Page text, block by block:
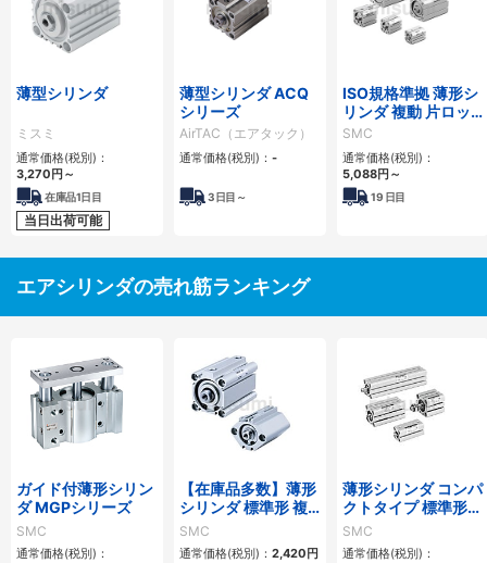
薄型シリンダ
ミスミ
通常価格(税別)：
3,270 円 ～
在庫品1日目
当日出荷可能
薄型シリンダ ACQ
シリーズ
AirTAC（エアタック）
通常価格(税別)： -
3日目～
ISO規格準拠 薄形シ
リンダ 複動 片ロッ
ド C55シリーズ
SMC
通常価格(税別)：
5,088円 ～
19 日目
エアシリンダの売れ筋ランキング
ガイド付薄形シリン
ダ MGPシリーズ
SMC
通常価格(税別)：
【在庫品多数】薄形
シリンダ 標準形 複
動・片ロッド CQ2
シリーズ
SMC
通常価格(税別)： 2,420 円
薄形シリンダ コンパ
クトタイプ 標準形
複動 片ロッド CQS
シリーズ
SMC
通常価格(税別)：